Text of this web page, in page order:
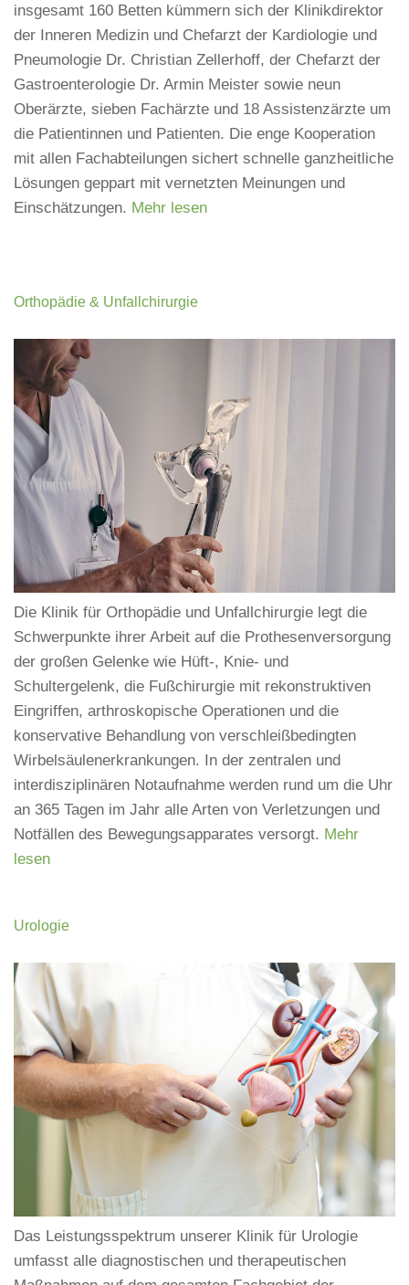
insgesamt 160 Betten kümmern sich der Klinikdirektor
der Inneren Medizin und Chefarzt der Kardiologie und
Pneumologie Dr. Christian Zellerhoff, der Chefarzt der
Gastroenterologie Dr. Armin Meister sowie neun
Oberärzte, sieben Fachärzte und 18 Assistenzärzte um
die Patientinnen und Patienten. Die enge Kooperation
mit allen Fachabteilungen sichert schnelle ganzheitliche
Lösungen geppart mit vernetzten Meinungen und
Einschätzungen. Mehr lesen
Orthopädie & Unfallchirurgie
Die Klinik für Orthopädie und Unfallchirurgie legt die
Schwerpunkte ihrer Arbeit auf die Prothesenversorgung
der großen Gelenke wie Hüft-, Knie- und
Schultergelenk, die Fußchirurgie mit rekonstruktiven
Eingriffen, arthroskopische Operationen und die
konservative Behandlung von verschleißbedingten
Wirbelsäulenerkrankungen. In der zentralen und
interdisziplinären Notaufnahme werden rund um die Uhr
an 365 Tagen im Jahr alle Arten von Verletzungen und
Notfällen des Bewegungsapparates versorgt. Mehr
lesen
Urologie
Das Leistungsspektrum unserer Klinik für Urologie
umfasst alle diagnostischen und therapeutischen